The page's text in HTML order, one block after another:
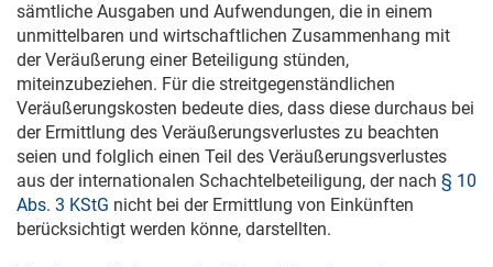
sämtliche Ausgaben und Aufwendungen, die in einem
unmittelbaren und wirtschaftlichen Zusammenhang mit
der Veräußerung einer Beteiligung stünden,
miteinzubeziehen. Für die streitgegenständlichen
Veräußerungskosten bedeute dies, dass diese durchaus bei
der Ermittlung des Veräußerungsverlustes zu beachten
seien und folglich einen Teil des Veräußerungsverlustes
aus der internationalen Schachtelbeteiligung, der nach § 10
Abs. 3 KStG nicht bei der Ermittlung von Einkünften
berücksichtigt werden könne, darstellten.